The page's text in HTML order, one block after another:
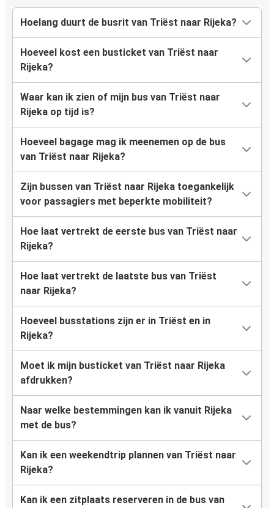
Hoelang duurt de busrit van Triëst naar Rijeka?
Hoeveel kost een busticket van Triëst naar
Rijeka?
Waar kan ik zien of mijn bus van Triëst naar
Rijeka op tijd is?
Hoeveel bagage mag ik meenemen op de bus
van Triëst naar Rijeka?
Zijn bussen van Triëst naar Rijeka toegankelijk
voor passagiers met beperkte mobiliteit?
Hoe laat vertrekt de eerste bus van Triëst naar
Rijeka?
Hoe laat vertrekt de laatste bus van Triëst
naar Rijeka?
Hoeveel busstations zijn er in Triëst en in
Rijeka?
Moet ik mijn busticket van Triëst naar Rijeka
afdrukken?
Naar welke bestemmingen kan ik vanuit Rijeka
met de bus?
Kan ik een weekendtrip plannen van Triëst naar
Rijeka?
Kan ik een zitplaats reserveren in de bus van